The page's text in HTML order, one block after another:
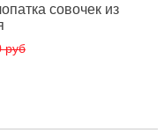
совочек из
руб